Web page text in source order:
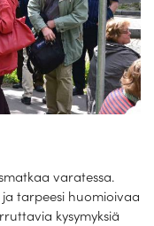
varatessa.
tarpeesi huomioivaa
kysymyksiä